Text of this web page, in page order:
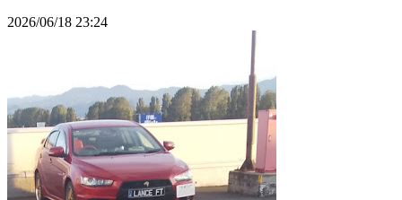
2026/06/18 23:24